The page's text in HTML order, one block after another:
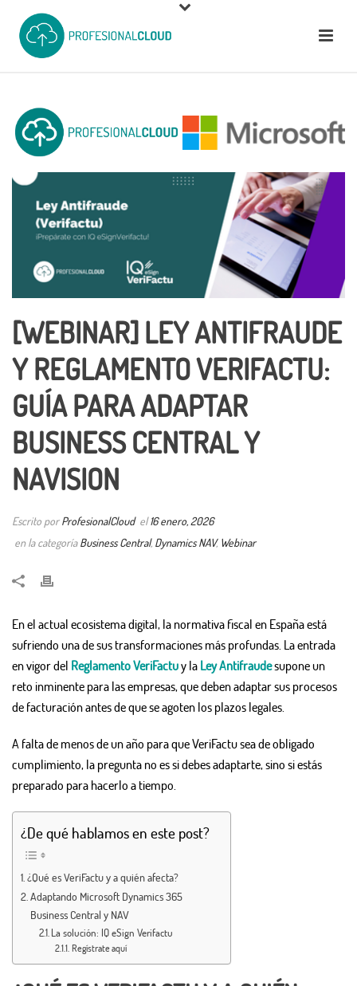
[WEBINAR] LEY ANTIFRAUDE
Y REGLAMENTO VERIFACTU:
GUÍA PARA ADAPTAR
BUSINESS CENTRAL Y
NAVISION
Escrito porProfesionalCloud el16 enero, 2026
en la categoríaBusiness Central, Dynamics NAV, Webinar
En el actual ecosistema digital, la normativa fiscal en España está
sufriendo una de sus transformaciones más profundas. La entrada
en vigor del Reglamento VeriFactuy la Ley Antifraudesupone un
reto inminente para las empresas, que deben adaptar sus procesos
de facturación antes de que se agoten los plazos legales.
A falta de menos de un año para que VeriFactu sea de obligado
cumplimiento, la pregunta no es si debes adaptarte, sino si estás
preparado para hacerlo a tiempo.
¿De qué hablamos en este post?
¿Qué es VeriFactu y a quién afecta?
Adaptando Microsoft Dynamics 365
Business Central y NAV
La solución: IQ eSign Verifactu
Regístrate aquí